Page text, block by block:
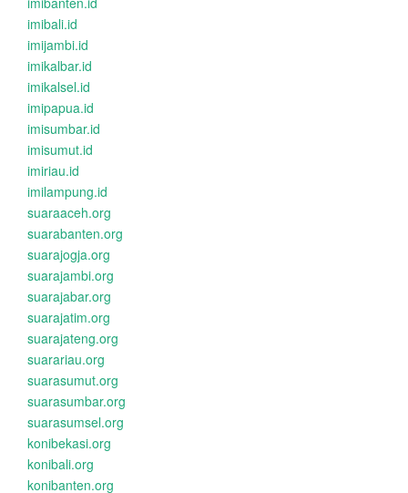
imibali.id
imijambi.id
imikalbar.id
imikalsel.id
imipapua.id
imisumbar.id
imisumut.id
imiriau.id
imilampung.id
suaraaceh.org
suarabanten.org
suarajogja.org
suarajambi.org
suarajabar.org
suarajatim.org
suarajateng.org
suarariau.org
suarasumut.org
suarasumbar.org
suarasumsel.org
konibekasi.org
konibali.org
konibanten.org